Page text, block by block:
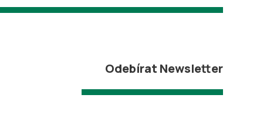
Odebírat Newsletter